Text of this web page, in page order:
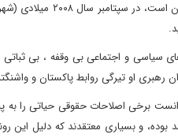
سیاسی و اجتماعی بی وقفه ، بی ثباتی
او تیرگی روابط پاکستان و
برخی اصلاحات حقوقی حیاتی را به
بوده، و بسیاری معتقدند که دلیل